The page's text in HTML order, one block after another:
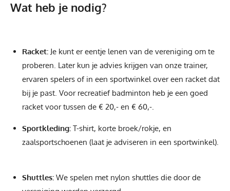
Wat heb je nodig?
Racket:Je kunt er eentje lenen van de vereniging om te
proberen. Later kun je advies krijgen van onze trainer,
ervaren spelers of in een sportwinkel over een racket dat
bij je past. Voor recreatief badminton heb je een goed
racket voor tussen de € 20,- en € 60,-.
Sportkleding:T-shirt, korte broek/rokje, en
zaalsportschoenen (laat je adviseren in een sportwinkel).
Shuttles:We spelen met nylon shuttles die door de